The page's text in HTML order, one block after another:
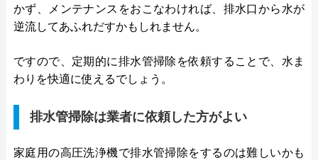
かず、メンテナンスをおこなわければ、排水口から水が
逆流してあふれだすかもしれません。
ですので、定期的に排水管掃除を依頼することで、水ま
わりを快適に使えるでしょう。
排水管掃除は業者に依頼した方がよい
家庭用の高圧洗浄機で排水管掃除をするのは難しいかも